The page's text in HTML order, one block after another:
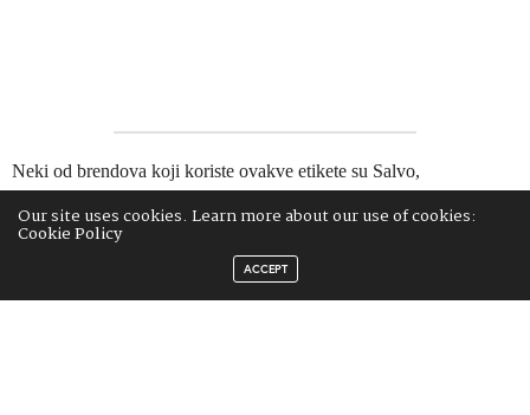
Neki od brendova koji koriste ovakve etikete su Salvo,
“Ironično je što misle da nas nazivaju beskorisnim dok istovremeno
priznaju da ne znaju oprati svoj veš”, napisala je jedna korisnica
Our site uses cookies. Learn more about our use of cookies:
Cookie Policy
ACCEPT